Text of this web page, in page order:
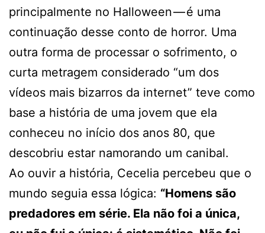
principalmente no Halloween — é uma
continuação desse conto de horror. Uma
outra forma de processar o sofrimento, o
curta metragem considerado “um dos
vídeos mais bizarros da internet” teve como
base a história de uma jovem que ela
conheceu no início dos anos 80, que
descobriu estar namorando um canibal.
Ao ouvir a história, Cecelia percebeu que o
mundo seguia essa lógica: “Homens são
predadores em série. Ela não foi a única,